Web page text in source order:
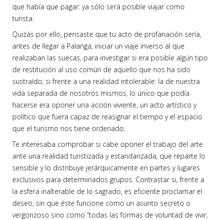
que había que pagar: ya sólo será posible viajar como
turista.
Quizás por ello, pensaste que tu acto de profanación sería,
antes de llegar a Palanga, iniciar un viaje inverso al que
realizaban las suecas, para investigar si era posible algún tipo
de restitución al uso común de aquello que nos ha sido
sustraído; si frente a una realidad intolerable: la de nuestra
vida separada de nosotros mismos, lo único que podía
hacerse era oponer una acción viviente, un acto artístico y
político que fuera capaz de reasignar el tiempo y el espacio
que el turismo nos tiene ordenado.
Te interesaba comprobar si cabe oponer el trabajo del arte
ante una realidad turistizada y estandarizada, que reparte lo
sensible y lo distribuye jerárquicamente en partes y lugares
exclusivos para determinados grupos. Contrastar si, frente a
la esfera inalterable de lo sagrado, es eficiente proclamar el
deseo, sin que éste funcione como un asunto secreto o
vergonzoso sino como “todas las formas de voluntad de vivir,